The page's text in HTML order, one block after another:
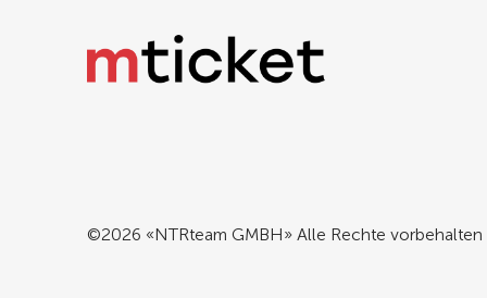
©2026 «NTRteam GMBH» Alle Rechte vorbehalten